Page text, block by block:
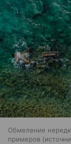
Обмеление
примеров